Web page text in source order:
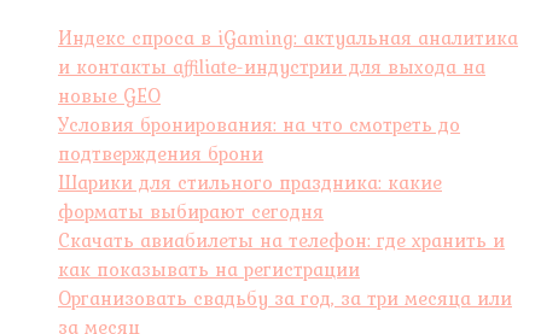
Индекс спроса в iGaming: актуальная аналитика
и контакты affiliate-индустрии для выхода на
новые GEO
Условия бронирования: на что смотреть до
подтверждения брони
Шарики для стильного праздника: какие
форматы выбирают сегодня
Скачать авиабилеты на телефон: где хранить и
как показывать на регистрации
Организовать свадьбу за год, за три месяца или
за месяц